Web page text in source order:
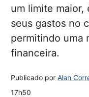
um limite maior,
seus gastos no
permitindo uma
financeira.
Publicado porAlan
17h50